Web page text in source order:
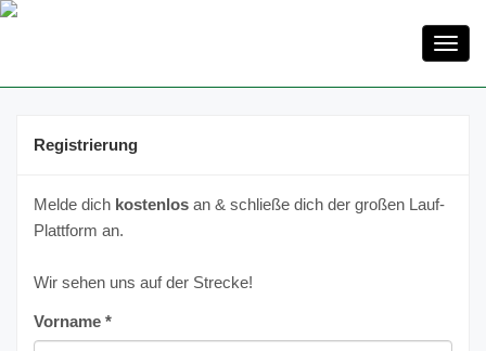
Registrierung
Melde dich kostenlos an & schließe dich der großen Lauf-
Plattform an.
Wir sehen uns auf der Strecke!
Vorname *